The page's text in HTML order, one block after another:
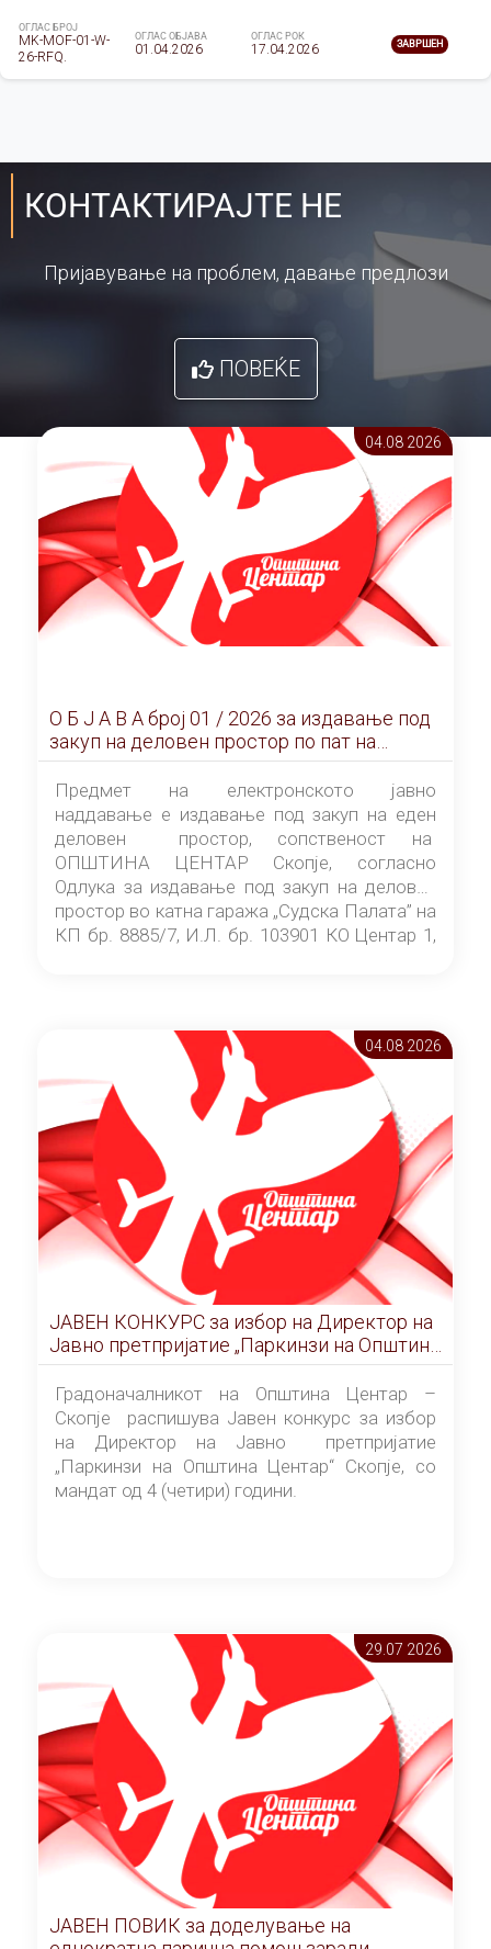
ОГЛАС БРОЈ
MK-MOF-01-W-
26-RFQ.
ОГЛАС ОБЈАВА
01.04.2026
ОГЛАС РОК
17.04.2026 ЗАВРШЕН
КОНТАКТИРАЈТЕ НЕ
Пријавување на проблем, давање предлози
ПОВЕЌЕ
04.08 2026
О Б Ј А В А брoj 01 / 2026 за издавање под
закуп на деловен простор по пат на
ЕЛЕКТРОНСКО ЈАВНО НАДДАВАЊЕ
Предмет на електронското јавно
наддавање е издавање под закуп на еден
деловен простор, сопственост на
ОПШТИНА ЦЕНТАР Скопје, согласно
Одлука за издавање под закуп на деловен
простор во катна гаража „Судска Палата” на
КП бр. 8885/7, И.Л. бр. 103901 КО Центар 1,
Скопје” број 9/2026), за времетраење од 3
(три) години од денот на потпишувањето на
Договорот за закуп со најповолниот
понудувач.
04.08 2026
ЈАВЕН КОНКУРС за избор на Директор на
Јавно претпријатие „Паркинзи на Општина
Центар“ – Скопје
Градоначалникот на Општина Центар –
Скопје распишува Јавен конкурс за избор
на Директор на Јавно претпријатие
„Паркинзи на Општина Центар“ Скопје, со
мандат од 4 (четири) години.
29.07 2026
ЈАВЕН ПОВИК за доделување на